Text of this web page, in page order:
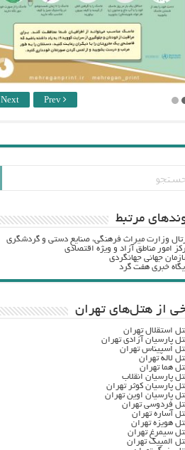
Next Prev
مرتبط
وزارت ميراث فرهنگي، صنایع دستی و گردشگري
امور مناطق آزاد و ویژه اقتصادی
جهانی جهانگردی
خبری هفت گرد
از هتل‌های تهران
استقلال تهران
پارسیان آزادی تهران
اسپیناس تهران
لاله تهران
هما تهران
پارسیان انقلاب
پارسیان کوثر تهران
پارسیان اوین تهران
فردوسی تهران
آساره تهران
هویزه تهران
سیمرغ تهران
المپیک تهران